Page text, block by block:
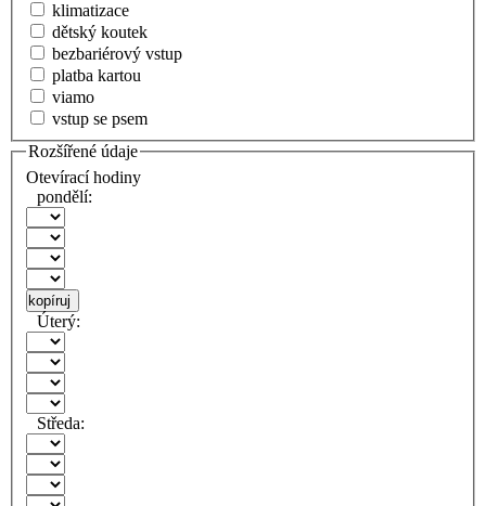
klimatizace
dětský koutek
bezbariérový vstup
platba kartou
viamo
vstup se psem
Rozšířené údaje
Otevírací hodiny
pondělí:
kopíruj
Úterý:
Středa: